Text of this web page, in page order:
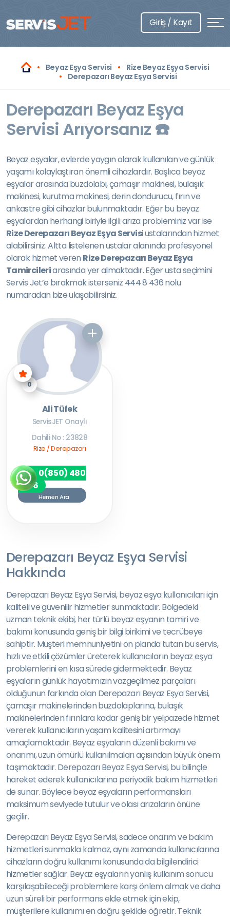
Giriş / Kayıt
Beyaz Eşya Servisi
Rize Beyaz Eşya Servisi
Derepazarı Beyaz Eşya Servisi
Derepazarı Beyaz Eşya
Servisi Arıyorsanız ☎️
Beyaz eşyalar, evlerde yaygın olarak kullanılan ve günlük
yaşamı kolaylaştıran önemli cihazlardır. Başlıca beyaz
eşyalar arasında buzdolabı, çamaşır makinesi, bulaşık
makinesi, kurutma makinesi, derin dondurucu, fırın ve
ankastre gibi cihazlar bulunmaktadır. Eğer bu beyaz
eşyalardan herhangi biriyle ilgili arıza probleminiz var ise
Rize Derepazarı Beyaz Eşya Servisi ustalarından hizmet
alabilirsiniz. Altta listelenen ustalar alanında profesyonel
olarak hizmet veren Rize Derepazarı Beyaz Eşya
Tamircileriarasında yer almaktadır. Eğer usta seçimini
Servis Jet’e bırakmak isterseniz 444 8 436 nolu
numaradan bize ulaşabilirsiniz.
0
Ali Tüfek
ServisJET Onaylı
Dahili No : 23828
Rize / Derepazarı
0(850) 480
7256
Hemen Ara
Derepazarı Beyaz Eşya Servisi
Hakkında
Derepazarı Beyaz Eşya Servisi, beyaz eşya kullanıcıları için
kaliteli ve güvenilir hizmetler sunmaktadır. Bölgedeki
uzman teknik ekibi, her türlü beyaz eşyanın tamiri ve
bakımı konusunda geniş bir bilgi birikimi ve tecrübeye
sahiptir. Müşteri memnuniyetini ön planda tutan bu servis,
hızlı ve etkili çözümler üreterek kullanıcıların beyaz eşya
problemlerini en kısa sürede gidermektedir. Beyaz
eşyaların günlük hayatımızın vazgeçilmez parçaları
olduğunun farkında olan Derepazarı Beyaz Eşya Servisi,
çamaşır makinelerinden buzdolaplarına, bulaşık
makinelerinden fırınlara kadar geniş bir yelpazede hizmet
vererek kullanıcıların yaşam kalitesini artırmayı
amaçlamaktadır. Beyaz eşyaların düzenli bakımı ve
onarımı, uzun ömürlü kullanılmaları açısından büyük önem
taşımaktadır. Derepazarı Beyaz Eşya Servisi, bu bilinçle
hareket ederek kullanıcılarına periyodik bakım hizmetleri
de sunar. Böylece beyaz eşyaların performansları
maksimum seviyede tutulur ve olası arızaların önüne
geçilir.
Derepazarı Beyaz Eşya Servisi, sadece onarım ve bakım
hizmetleri sunmakla kalmaz, aynı zamanda kullanıcılarına
cihazların doğru kullanımı konusunda da bilgilendirici
hizmetler sağlar. Beyaz eşyaların yanlış kullanım sonucu
karşılaşabileceği problemlere karşı önlem almak ve daha
uzun süreli bir performans elde etmek için ekip,
müşterilere kullanımı en doğru şekilde öğretir. Teknik